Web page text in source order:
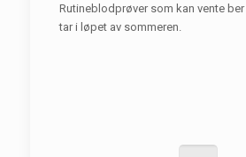
Rutineblodprøver som kan vente
tar i løpet av sommeren.